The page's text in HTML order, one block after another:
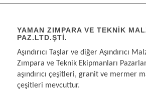
YAMAN ZIMPARA VE TEKNIK
PAZ.LTD.ŞTI.
Aşındırıcı Taşlar ve diğer Aşındırıcı
Zımpara ve Teknik Ekipmanları
aşındırıcı çeşitleri, granit ve mermer
çeşitleri mevcuttur.